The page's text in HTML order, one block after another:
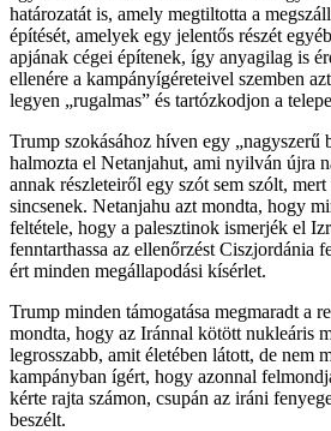
határozatát is, amely megtiltotta a
építését, amelyek egy jelentős részét
apjának cégei építenek, így anyagilag is
ellenére a kampányígéreteivel szemben
legyen „rugalmas” és tartózkodjon a
Trump szokásához híven egy „nagyszerű
halmozta el Netanjahut, ami nyilván újra
annak részleteiről egy szót sem szólt,
sincsenek. Netanjahu azt mondta, hogy
feltétele, hogy a palesztinok ismerjék el
fenntarthassa az ellenőrzést Ciszjordánia
ért minden megállapodási kísérlet.
Trump minden támogatása megmaradt a
mondta, hogy az Iránnal kötött nukleáris
legrosszabb, amit életében látott, de nem
kampányban ígért, hogy azonnal
kérte rajta számon, csupán az iráni
beszélt.